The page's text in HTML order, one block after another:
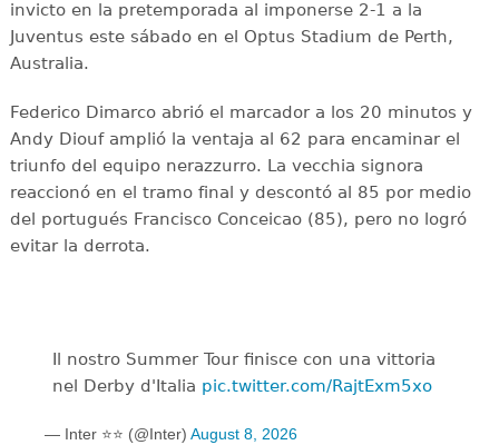
invicto en la pretemporada al imponerse 2-1 a la
Juventus este sábado en el Optus Stadium de Perth,
Australia.
Federico Dimarco abrió el marcador a los 20 minutos y
Andy Diouf amplió la ventaja al 62 para encaminar el
triunfo del equipo nerazzurro. La vecchia signora
reaccionó en el tramo final y descontó al 85 por medio
del portugués Francisco Conceicao (85), pero no logró
evitar la derrota.
Il nostro Summer Tour finisce con una vittoria
nel Derby d'Italia pic.twitter.com/RajtExm5xo
— Inter ⭐⭐ (@Inter) August 8, 2026